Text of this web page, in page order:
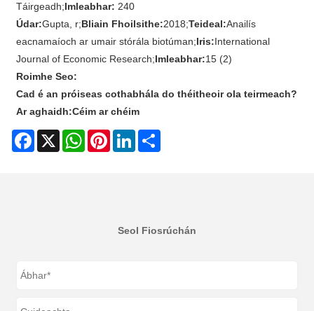
Táirgeadh;Imleabhar: 240
Údar:Gupta, r;Bliain Fhoilsithe:2018;Teideal:Anailís
eacnamaíoch ar umair stórála biotúman;Iris:International
Journal of Economic Research;Imleabhar:15 (2)
Roimhe Seo:
Cad é an próiseas cothabhála do théitheoir ola teirmeach?
Ar aghaidh:Céim ar chéim
Facebook
X WhatsAppPinterestLinkedIn
Seol Fiosrúchán